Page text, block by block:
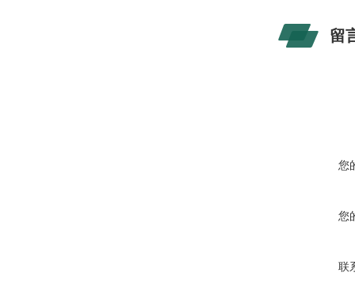
留
您
您
联